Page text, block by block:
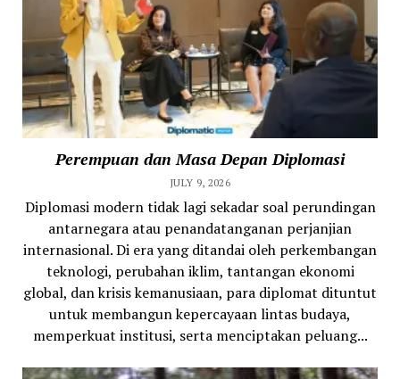
Perempuan dan Masa Depan Diplomasi
JULY 9, 2026
Diplomasi modern tidak lagi sekadar soal perundingan
antarnegara atau penandatanganan perjanjian
internasional. Di era yang ditandai oleh perkembangan
teknologi, perubahan iklim, tantangan ekonomi
global, dan krisis kemanusiaan, para diplomat dituntut
untuk membangun kepercayaan lintas budaya,
memperkuat institusi, serta menciptakan peluang...